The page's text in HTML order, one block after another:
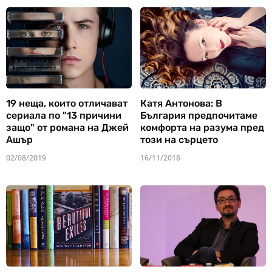
19 неща, които отличават
сериала по "13 причини
защо" от романа на Джей
Ашър
02/08/2019
Катя Антонова: В
България предпочитаме
комфорта на разума пред
този на сърцето
16/11/2018